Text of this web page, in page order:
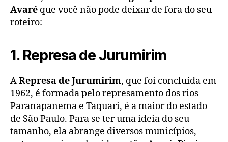
Avaré que você não pode deixar de fora do seu
roteiro:
1. Represa de Jurumirim
ARepresa de Jurumirim, que foi concluída em
1962, é formada pelo represamento dos rios
Paranapanema e Taquari, é a maior do estado
de São Paulo. Para se ter uma ideia do seu
tamanho, ela abrange diversos municípios,